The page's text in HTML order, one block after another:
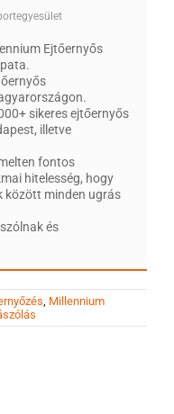
Ejtőernyős
sikeres ejtőernyős
illetve
fontos
hitelesség, hogy
között minden ugrás
és
Millennium